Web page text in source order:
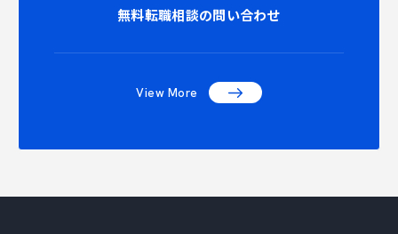
無料転職相談の問い合わせ
View More